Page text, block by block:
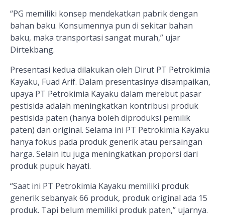
“PG memiliki konsep mendekatkan pabrik dengan
bahan baku. Konsumennya pun di sekitar bahan
baku, maka transportasi sangat murah,” ujar
Dirtekbang.
Presentasi kedua dilakukan oleh Dirut PT Petrokimia
Kayaku, Fuad Arif. Dalam presentasinya disampaikan,
upaya PT Petrokimia Kayaku dalam merebut pasar
pestisida adalah meningkatkan kontribusi produk
pestisida paten (hanya boleh diproduksi pemilik
paten) dan original. Selama ini PT Petrokimia Kayaku
hanya fokus pada produk generik atau persaingan
harga. Selain itu juga meningkatkan proporsi dari
produk pupuk hayati.
“Saat ini PT Petrokimia Kayaku memiliki produk
generik sebanyak 66 produk, produk original ada 15
produk. Tapi belum memiliki produk paten,” ujarnya.